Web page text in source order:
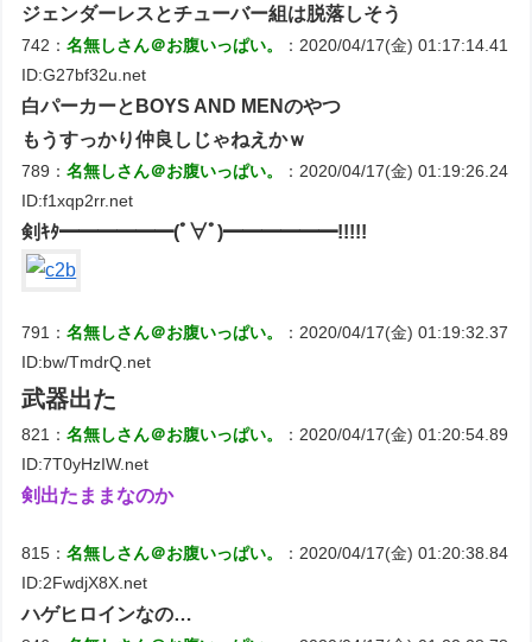
ジェンダーレスとチューバー組は脱落しそう
742：名無しさん＠お腹いっぱい。
：2020/04/17(金) 01:17:14.41
ID:G27bf32u.net
白パーカーとBOYS AND MENのやつ
もうすっかり仲良しじゃねえかｗ
789：名無しさん＠お腹いっぱい。
：2020/04/17(金) 01:19:26.24
ID:f1xqp2rr.net
剣ｷﾀ━━━━━━(ﾟ∀ﾟ)━━━━━━!!!!!
791：名無しさん＠お腹いっぱい。
：2020/04/17(金) 01:19:32.37
ID:bw/TmdrQ.net
武器出た
821：名無しさん＠お腹いっぱい。
：2020/04/17(金) 01:20:54.89
ID:7T0yHzIW.net
剣出たままなのか
815：名無しさん＠お腹いっぱい。
：2020/04/17(金) 01:20:38.84
ID:2FwdjX8X.net
ハゲヒロインなの…